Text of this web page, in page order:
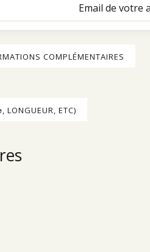
COMPLÉMENTAIRES
LONGUEUR, ETC)